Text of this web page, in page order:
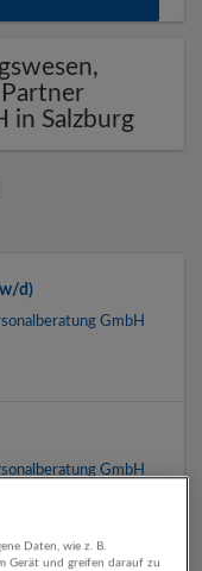
in Salzburg
d)
GmbH
GmbH
Daten, wie z. B.
Gerät und greifen darauf zu